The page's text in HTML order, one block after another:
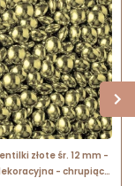
złote śr. 12 mm -
- chrupiące